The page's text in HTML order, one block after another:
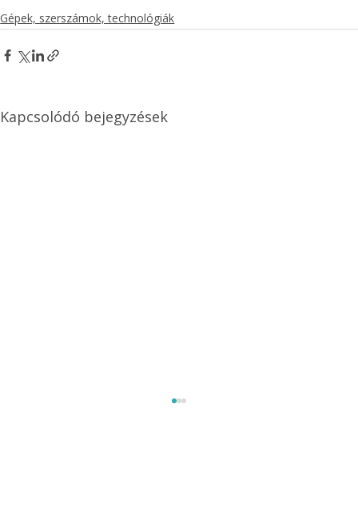
Gépek, szerszámok, technológiák
Kapcsolódó bejegyzések